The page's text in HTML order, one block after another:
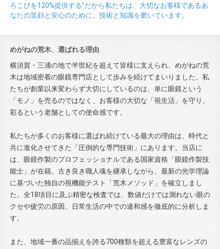
ろこびを120%提供する”だから私たちは、大切なお客様であるあ
なたの笑顔と安心のために、技術と知識を磨いています。
めがねの荒木、選ばれる理由
横須賀・三浦の地で半世紀を超えて皆様に支えられ、めがねの荒
木は地域密着の眼鏡専門店として歩みを続けてまいりました。私
たちが創業以来変わらず大切にしているのは、単に眼鏡という
「モノ」を売るのではなく、お客様の大切な「視生活」を守り、
彩るという老舗としての使命感です。
私たちが多くのお客様に選ばれ続けている最大の理由は、時代と
共に進化させてきた「圧倒的な専門技術」にあります。当店に
は、眼鏡作製のプロフェッショナルである国家資格「眼鏡作製技
能士」が在籍。古き良き職人魂を継承しながら、最新の光学理論
に基づいた独自の視機能テスト「荒木メソッド」を確立しまし
た。全18項目に及ぶ精密な検査では、数値だけでは測れない眼の
クセや疲労の原因、日常生活の中での違和感を徹底的に分析しま
す。
また、地域一番の品揃えを誇る700種類を超える豊富なレンズの